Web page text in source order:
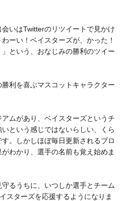
いはTwitterのリツイートで見かけ
ーい！ベイスターズが、かった！
という、おなじみの勝利のツイー
勝利を喜ぶマスコットキャラクター
ムがあり、ベイスターズというチ
という感じではないらしい、くら
。しかしほぼ毎日更新されるブロ
わかり、選手の名前も覚え始めま
るうちに、いつしか選手とチーム
スターズを応援するようになりま